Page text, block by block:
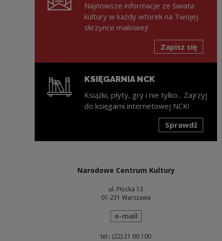
Najnowsze informacje ze świata
kultury w każdy wtorek na Twojej
skrzynce mailowej!
Zapisz się
KSIĘGARNIA NCK
Książki, płyty, gry i nie tylko... Zajrzyj
do księgarni internetowej NCK!
Sprawdź
Narodowe Centrum Kultury
ul. Płocka 13
01-231 Warszawa
wyślij wiadomość
e-mail
tel.: (22) 21 00 100